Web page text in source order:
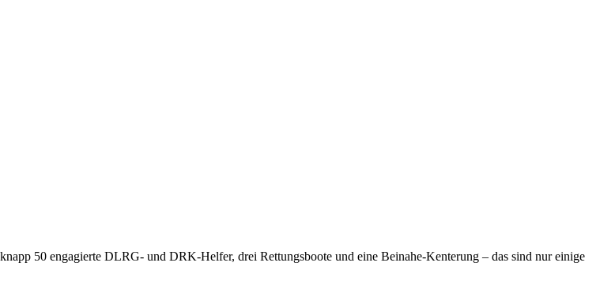
50 engagierte DLRG- und DRK-Helfer, drei Rettungsboote und eine Beinahe-Kenterung – das sind nur einige